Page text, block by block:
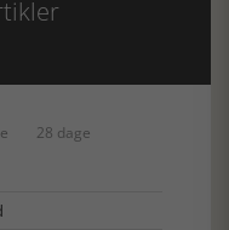
28 dage